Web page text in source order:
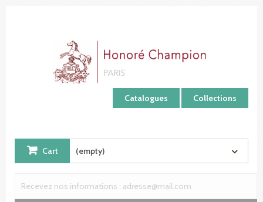
Catalogues Collections
Cart (empty)